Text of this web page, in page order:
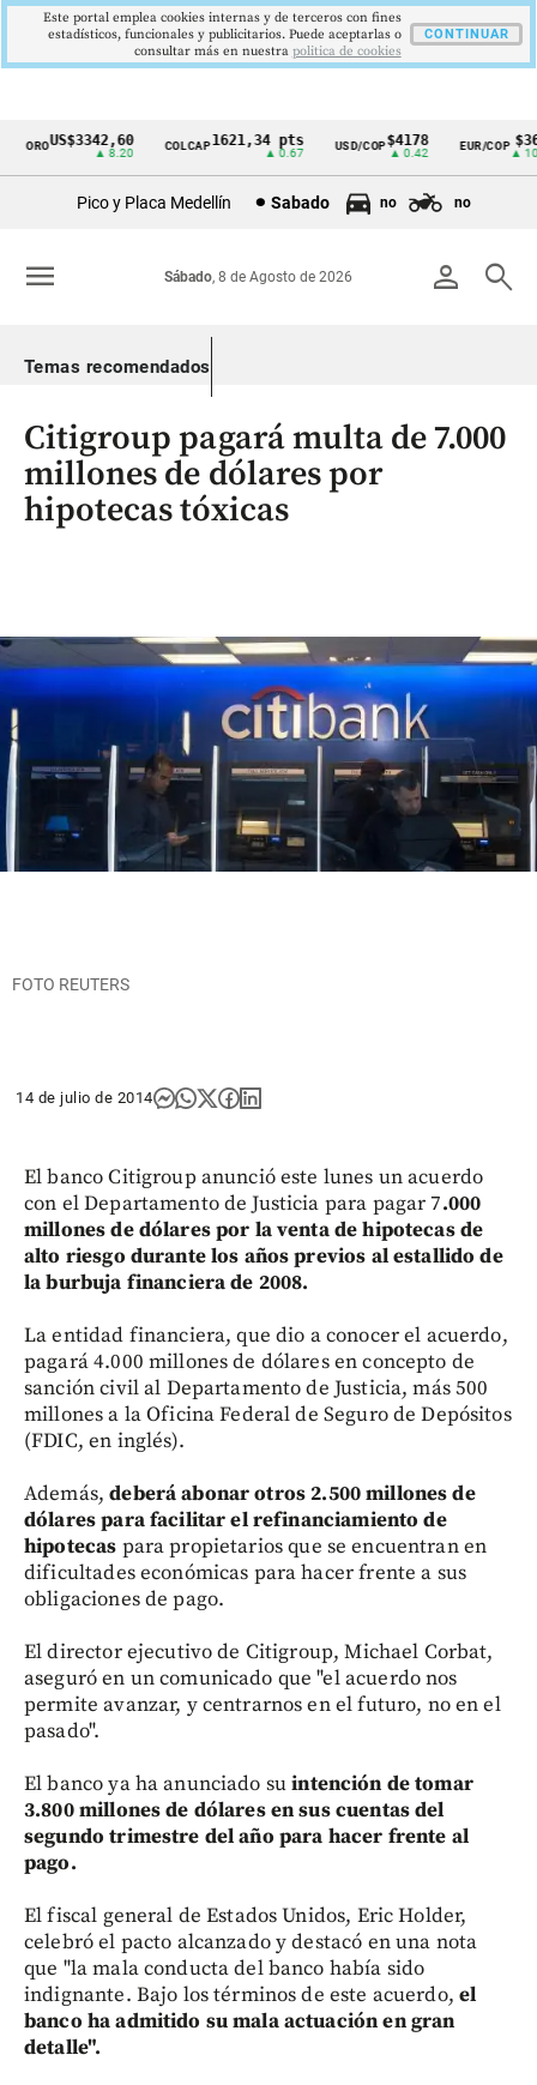
Cintillo
Colombia
OROUS$3342,60
▲ 8.20
COLCAP1621,34 pts
▲ 0.67
USD/COP$4178
▲ 0.42
EUR/COP
▲
Pico y Placa Medellín Sabado no no
person search
Sábado, 8 de Agosto de 2026
menu
Temas recomendados
Citigroup pagará multa de 7.000
millones de dólares por
hipotecas tóxicas
FOTO REUTERS
14 de julio de 2014
El banco Citigroup anunció este lunes un acuerdo
con el Departamento de Justicia para pagar 7.000
millones de dólares por la venta de hipotecas de
alto riesgo durante los años previos al estallido de
la burbuja financiera de 2008.
La entidad financiera, que dio a conocer el acuerdo,
pagará 4.000 millones de dólares en concepto de
sanción civil al Departamento de Justicia, más 500
millones a la Oficina Federal de Seguro de Depósitos
(FDIC, en inglés).
Además, deberá abonar otros 2.500 millones de
dólares para facilitar el refinanciamiento de
hipotecas para propietarios que se encuentran en
dificultades económicas para hacer frente a sus
obligaciones de pago.
El director ejecutivo de Citigroup, Michael Corbat,
aseguró en un comunicado que "el acuerdo nos
permite avanzar, y centrarnos en el futuro, no en el
pasado".
El banco ya ha anunciado suintención de tomar
3.800 millones de dólares en sus cuentas del
segundo trimestre del año para hacer frente al
pago.
El fiscal general de Estados Unidos, Eric Holder,
celebró el pacto alcanzado y destacó en una nota
que "la mala conducta del banco había sido
indignante. Bajo los términos de este acuerdo, el
banco ha admitido su mala actuación en gran
detalle".
Este portal emplea cookies internas y de terceros con fines
estadísticos, funcionales y publicitarios. Puede aceptarlas o
consultar más en nuestra politica de cookies
CONTINUAR